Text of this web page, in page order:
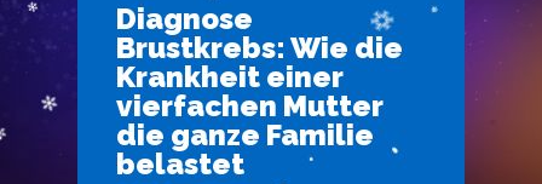
Diagnose
Brustkrebs: Wie die
Krankheit einer
vierfachen Mutter
die ganze Familie
belastet